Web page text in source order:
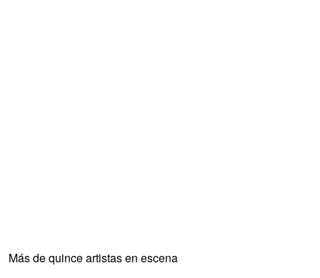
Más de quince artistas en escena